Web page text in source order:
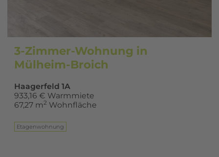
3-Zimmer-Wohnung in
Mülheim-Broich
Haagerfeld 1A
933,16 € Warmmiete
67,27 m2 Wohnfläche
Eta­gen­woh­nung